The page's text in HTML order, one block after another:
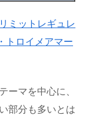
ミットレギュレ
トロイメアマー
ーマを中心に、
部分も多いとは